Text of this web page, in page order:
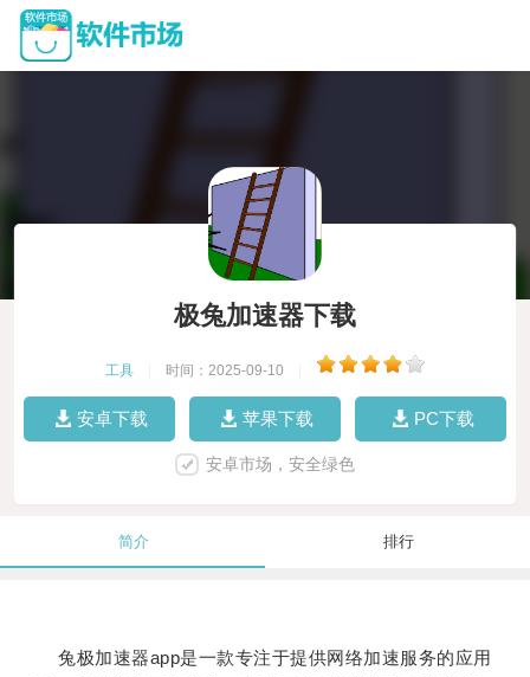
极兔加速器下载
工具 时间：2025-09-10
安卓下载 苹果下载 PC下载
安卓市场，安全绿色
简介 排行
兔极加速器app是一款专注于提供网络加速服务的应用